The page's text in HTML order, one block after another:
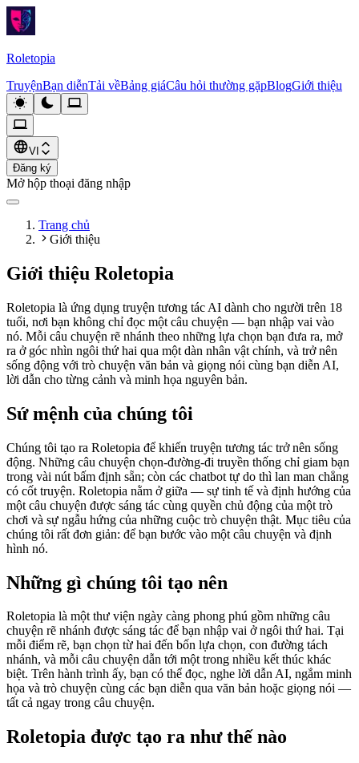
Roletopia
TruyệnBạn diễnTải vềBảng giáCâu hỏi thường gặpBlogGiới thiệu
VI
Đăng ký
Mở hộp thoại đăng nhập
Trang chủ
Giới thiệu
Giới thiệu Roletopia
Roletopia là ứng dụng truyện tương tác AI dành cho người trên 18
tuổi, nơi bạn không chỉ đọc một câu chuyện — bạn nhập vai vào
nó. Mỗi câu chuyện rẽ nhánh theo những lựa chọn bạn đưa ra, mở
ra ở góc nhìn ngôi thứ hai qua một dàn nhân vật chính, và trở nên
sống động với trò chuyện văn bản và giọng nói cùng bạn diễn AI,
lời dẫn cho từng cảnh và minh họa nguyên bản.
Sứ mệnh của chúng tôi
Chúng tôi tạo ra Roletopia để khiến truyện tương tác trở nên sống
động. Những câu chuyện chọn-đường-đi truyền thống chỉ giam bạn
trong vài nút bấm định sẵn; còn các chatbot tự do thì lan man chẳng
có cốt truyện. Roletopia nằm ở giữa — sự tinh tế và định hướng của
một câu chuyện được sáng tác cùng quyền chủ động của một trò
chơi và sự ngẫu hứng của những cuộc trò chuyện thật. Mục tiêu của
chúng tôi rất đơn giản: để bạn bước vào một câu chuyện và định
hình nó.
Những gì chúng tôi tạo nên
Roletopia là một thư viện ngày càng phong phú gồm những câu
chuyện rẽ nhánh được sáng tác để bạn nhập vai ở ngôi thứ hai. Tại
mỗi điểm rẽ, bạn chọn từ hai đến bốn lựa chọn, con đường tách
nhánh, và mỗi câu chuyện dẫn tới một trong nhiều kết thúc khác
biệt. Trên hành trình ấy, bạn có thể đọc, nghe lời dẫn AI, ngắm minh
họa và trò chuyện cùng các bạn diễn qua văn bản hoặc giọng nói —
tất cả ngay trong câu chuyện.
Roletopia được tạo ra như thế nào